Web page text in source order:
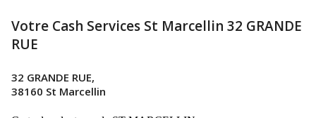
Votre Cash Services St Marcellin 32 GRANDE
RUE
32 GRANDE RUE,
38160 St Marcellin